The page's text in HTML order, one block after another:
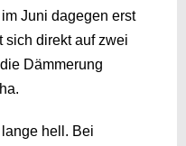
Juni dagegen erst
sich direkt auf zwei
Dämmerung
hell. Bei